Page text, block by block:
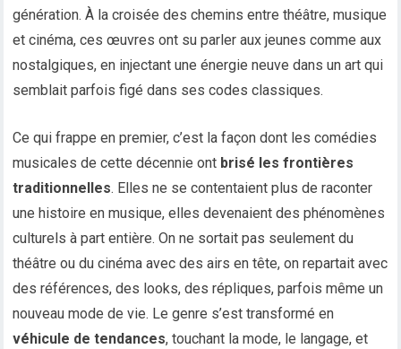
génération. À la croisée des chemins entre théâtre, musique
et cinéma, ces œuvres ont su parler aux jeunes comme aux
nostalgiques, en injectant une énergie neuve dans un art qui
semblait parfois figé dans ses codes classiques.
Ce qui frappe en premier, c’est la façon dont les comédies
musicales de cette décennie ont brisé les frontières
traditionnelles. Elles ne se contentaient plus de raconter
une histoire en musique, elles devenaient des phénomènes
culturels à part entière. On ne sortait pas seulement du
théâtre ou du cinéma avec des airs en tête, on repartait avec
des références, des looks, des répliques, parfois même un
nouveau mode de vie. Le genre s’est transformé en
véhicule de tendances, touchant la mode, le langage, et